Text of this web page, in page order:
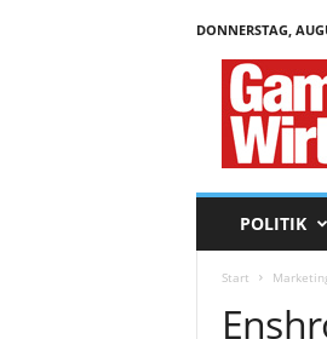
DONNERSTAG,
POLITIK
Start